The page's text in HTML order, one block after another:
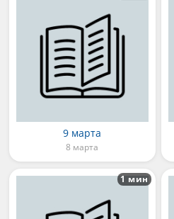
9 марта
8 марта
1 мин